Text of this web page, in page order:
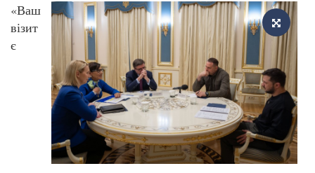
«Ваш
візит
є